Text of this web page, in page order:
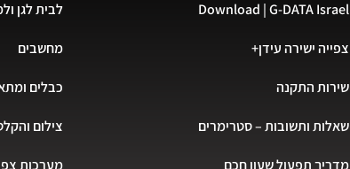
Download | G-DATA Israel
צפייה ישירה עידן+
שירות התקנה
שאלות ותשובות – סטרימרים
מדריך תפעול שעון חכם
לבית לגן
מחשבים
כבלים
צילום
מערכות